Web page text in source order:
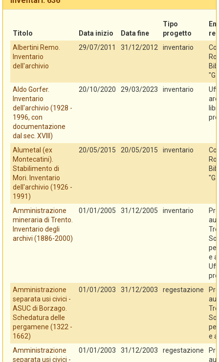
Titolo Data inizio Data fine
Tipo
progetto
Albertini Remo.
Inventario
dell'archivio
29/07/2011 31/12/2012 inventario
Aldo Gorfer.
Inventario
dell'archivio (1928 -
1996, con
documentazione
dal sec. XVIII)
20/10/2020 29/03/2023 inventario
Alumetal (ex
Montecatini).
Stabilimento di
Mori. Inventario
dell'archivio (1926 -
1991)
20/05/2015 20/05/2015 inventario
Amministrazione
mineraria di Trento.
Inventario degli
archivi (1886-2000)
01/01/2005 31/12/2005 inventario
e
Amministrazione
separata usi civici -
ASUC di Borzago.
Schedatura delle
pergamene (1322 -
1662)
01/01/2003 31/12/2003 regestazione
e
Amministrazione
separata usi civici -
01/01/2003 31/12/2003 regestazione